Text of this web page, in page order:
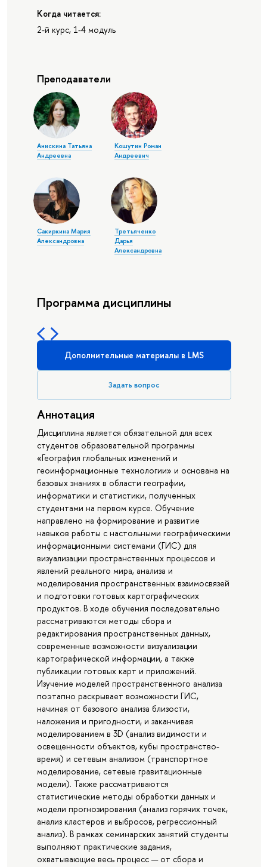
Когда читается:
2-й курс, 1-4 модуль
Преподаватели
Анискина Татьяна
Андреевна
Кошутин Роман
Андреевич
Сакиркина Мария
Александровна
Третьяченко
Дарья
Александровна
Программа дисциплины
Дополнительные материалы в LMS
Задать вопрос
Аннотация
Дисциплина является обязательной для всех
студентов образовательной программы
«География глобальных изменений и
геоинформационные технологии» и основана на
базовых знаниях в области географии,
информатики и статистики, полученных
студентами на первом курсе. Обучение
направлено на формирование и развитие
навыков работы с настольными географическими
информационными системами (ГИС) для
визуализации пространственных процессов и
явлений реального мира, анализа и
моделирования пространственных взаимосвязей
и подготовки готовых картографических
продуктов. В ходе обучения последовательно
рассматриваются методы сбора и
редактирования пространственных данных,
современные возможности визуализации
картографической информации, а также
публикации готовых карт и приложений.
Изучение моделей пространственного анализа
поэтапно раскрывает возможности ГИС,
начиная от базового анализа близости,
наложения и пригодности, и заканчивая
моделированием в 3D (анализ видимости и
освещенности объектов, кубы пространство-
время) и сетевым анализом (транспортное
моделирование, сетевые гравитационные
модели). Также рассматриваются
статистические методы обработки данных и
модели прогнозирования (анализ горячих точек,
анализ кластеров и выбросов, регрессионный
анализ). В рамках семинарских занятий студенты
выполняют практические задания,
охватывающие весь процесс — от сбора и